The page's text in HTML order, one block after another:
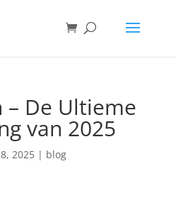
– De Ultieme
van 2025
2025| blog